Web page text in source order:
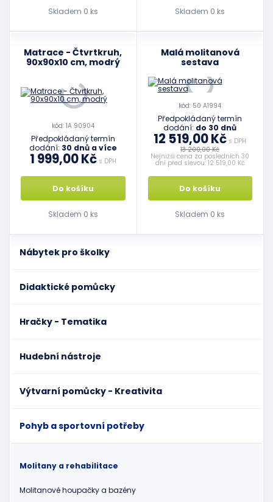
Nábytek pro školky
Didaktické pomůcky
Hračky - Tematika
Hudební nástroje
Výtvarní pomůcky - Kreativita
Pohyb a sportovní potřeby
Molitany a rehabilitace
Molitanové houpačky a bazény
Skladem 0 ks Skladem 0 ks
Matrace - Čtvrtkruh,
90x90x10 cm, modrý
kód: 1A 90904
Předpokládaný termín
dodání: 30 dnů a více
1 999,00 Kčs DPH
Do košíku
Skladem 0 ks
Malá molitanová
sestava
kód: 50 A1994
Předpokládaný termín
dodání: do 30 dnů
12 519,00 Kč s DPH
13 200,00 Kč
Nejnižší cena za posledních 30
dní před slevou: 12 519,00 Kč
Do košíku
Skladem 0 ks